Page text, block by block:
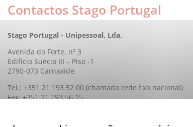
Contactos Stago Portugal
Stago Portugal - Unipessoal, Lda.
Avenida do Forte, nº 3
Edifício Suécia III – Piso -1
2790-073 Carnaxide
Tel.: +351 21 193 52 00 (chamada rede fixa nacional)
Fax: +351 21 193 56 15
www.stago.pt